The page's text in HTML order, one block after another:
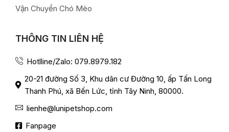
Vận Chuyển Chó Mèo
THÔNG TIN LIÊN HỆ
Hotlline/Zalo: 079.8979.182
20-21 đường Số 3, Khu dân cư Đường 10, ấp Tấn Long
Thanh Phú, xã Bến Lức, tỉnh Tây Ninh, 80000.
lienhe@lunipetshop.com
Fanpage